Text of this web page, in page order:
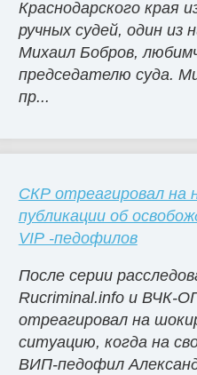
Краснодарского края
ручных судей, один из
Михаил Бобров,
председателю суда.
пр...
СКР отреагировал на
публикации об
VIP -педофилов
После серии
Rucriminal.info и ВЧК-
отреагировал на
ситуацию, когда на
ВИП-педофил